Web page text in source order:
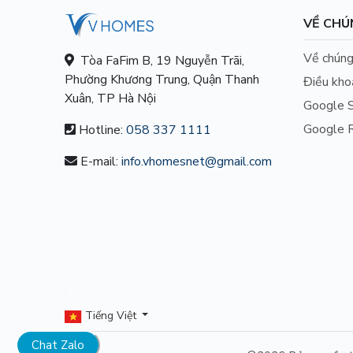
Chat Zalo
Tòa FaFim B, 19 Nguyễn Trãi,
Phường Khương Trung, Quận Thanh
Xuân, TP Hà Nội
Hotline: 058 337 1111
E-mail: info.vhomesnet@gmail.com
VỀ
Về
Điều
Google
Google
Tiếng Việt